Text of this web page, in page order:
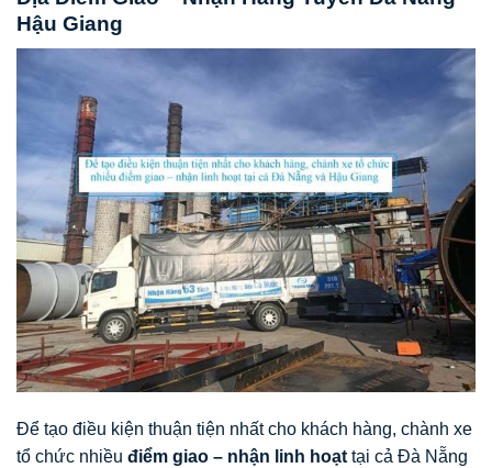
Hậu Giang
Để tạo điều kiện thuận tiện nhất cho khách hàng, chành xe
tổ chức nhiều điểm giao – nhận linh hoạt tại cả Đà Nẵng